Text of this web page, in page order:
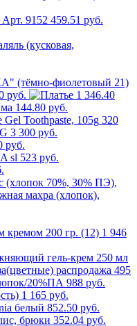
459.51 руб.
руб.
1 346.40
144.80 руб.
320
3 300 руб.
руб.
523 руб.
1 946
495
988 руб.
1 165 руб.
852.50 руб.
352.04 руб.